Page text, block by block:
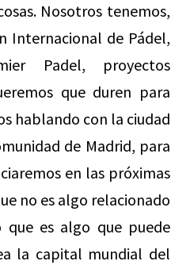
Nosotros tenemos,
Internacional de Pádel,
Padel, proyectos
que duren para
hablando con la ciudad
de Madrid, para
en las próximas
no es algo relacionado
que es algo que puede
la capital mundial del